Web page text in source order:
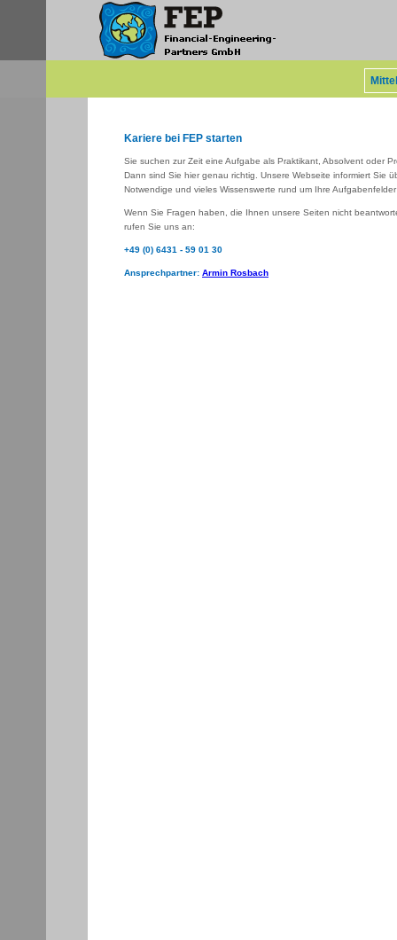
Kariere bei FEP starten
Sie suchen zur Zeit eine Aufgabe als Praktikant, Absolvent oder
Dann sind Sie hier genau richtig. Unsere Webseite informiert Sie
Notwendige und vieles Wissenswerte rund um Ihre
Wenn Sie Fragen haben, die Ihnen unsere Seiten nicht
rufen Sie uns an:
+49 (0) 6431 - 59 01 30
Ansprechpartner: Armin Rosbach